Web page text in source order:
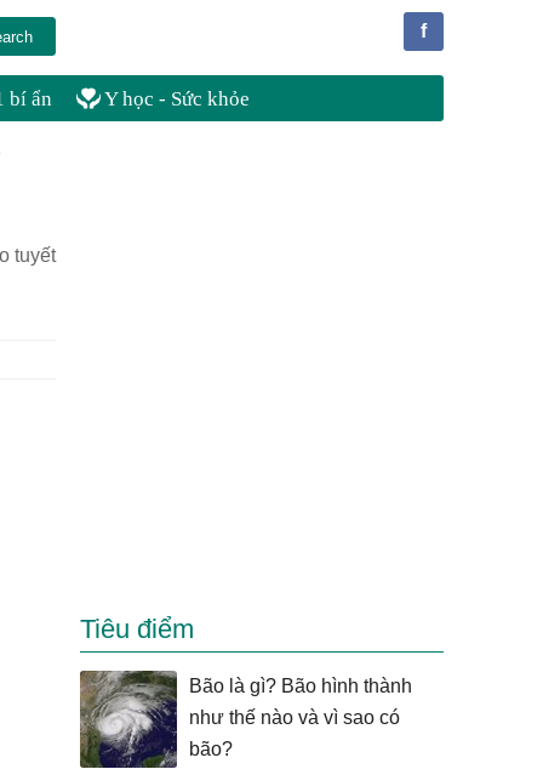
f
bí ẩn Y học - Sức khỏe
tuyết
Tiêu điểm
Bão là gì? Bão hình thành
như thế nào và vì sao có
bão?